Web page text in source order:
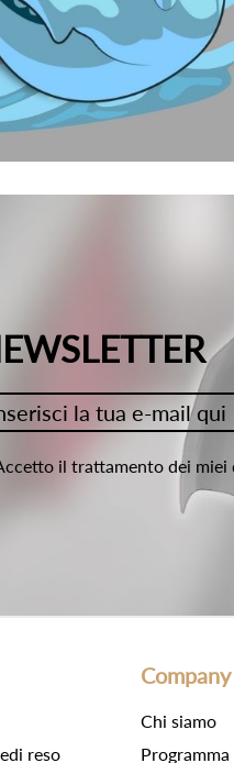
il trattamento dei miei
reso
Company
Chi siamo
Programma